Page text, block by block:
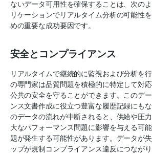
ないデータ可用性を確保することは、次の
リケーションでリアルタイム分析の可能性
めの重要な成功要因です。
安全とコンプライアンス
リアルタイムで継続的に監視および分析を
の専門家は品質問題を積極的に特定して対応
公共の安全を守ることができます。このデ
ンス文書作成に役立つ豊富な履歴記録にも
のデータの流れが中断されると、供給や圧
大なパフォーマンス問題に影響を与える可
題が発生する可能性があります。データが
ップが規制コンプライアンス違反につなが